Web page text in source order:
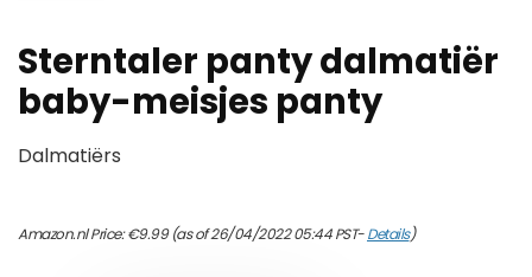
Sterntaler panty dalmatiër
baby-meisjes panty
Dalmatiërs
Amazon.nl Price:€9.99(as of 26/04/2022 05:44 PST-Details)